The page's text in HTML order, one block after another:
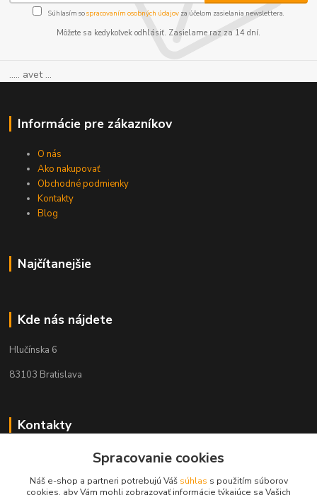
Súhlasím sospracovaním osobných údajov za účelom zasielania newslettera.
Môžete sa kedykoľvek odhlásiť. Zasielame raz za 14 dní.
..... avet ...
Informácie pre zákazníkov
O nás
Ako nakupovať
Obchodné podmienky
Kontakty
Blog
Najčítanejšie
Kde nás nájdete
Hlučínska 6
83103 Bratislava
Kontakty
+421 908 678 479Spracovanie cookies
Náš e-shop a partneri potrebujú Váš súhlas s použitím súborov
cookies, aby Vám mohli zobrazovať informácie týkajúce sa Vašich